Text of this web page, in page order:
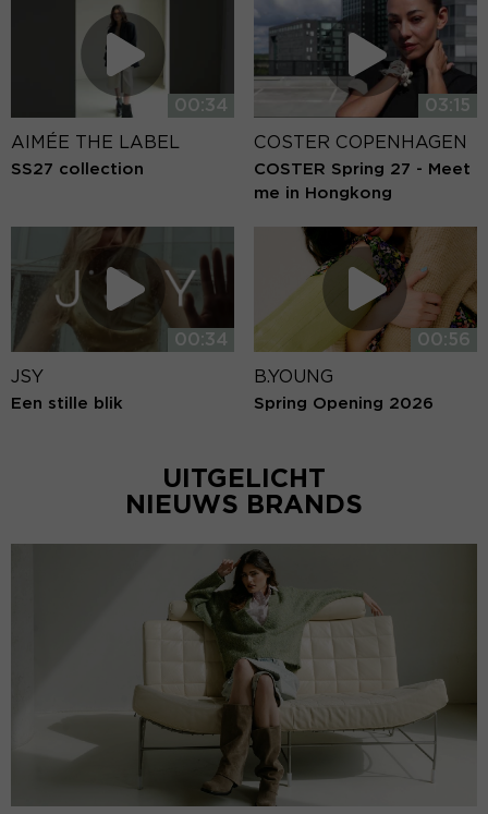
00:34
AIMÉE THE LABEL
SS27 collection
03:15
COSTER COPENHAGEN
COSTER Spring 27 - Meet
me in Hongkong
00:34
JSY
Een stille blik
00:56
B.YOUNG
Spring Opening 2026
UITGELICHT
NIEUWS BRANDS